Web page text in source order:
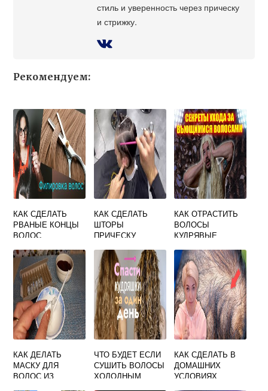
стиль и уверенность через прическу
и стрижку.
Рекомендуем:
КАК СДЕЛАТЬ
РВАНЫЕ КОНЦЫ
ВОЛОС
КАК СДЕЛАТЬ
ШТОРЫ
ПРИЧЕСКУ
КАК ОТРАСТИТЬ
ВОЛОСЫ
КУДРЯВЫЕ
КАК ДЕЛАТЬ
МАСКУ ДЛЯ
ВОЛОС ИЗ
ЧТО БУДЕТ ЕСЛИ
СУШИТЬ ВОЛОСЫ
ХОЛОДНЫМ
КАК СДЕЛАТЬ В
ДОМАШНИХ
УСЛОВИЯХ